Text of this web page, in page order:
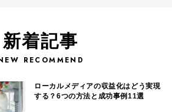
新着記事
RECOMMEND
ローカルメディアの収益化はどう実現
する？6つの方法と成功事例11選